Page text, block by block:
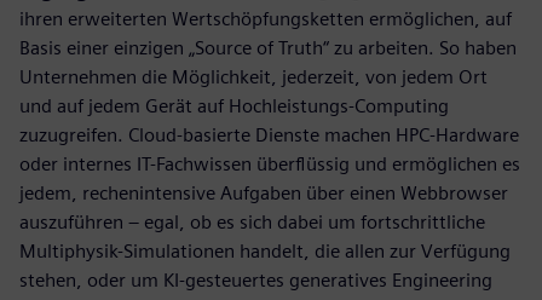
ihren erweiterten Wertschöpfungsketten ermöglichen, auf
Basis einer einzigen „Source of Truth“ zu arbeiten. So haben
Unternehmen die Möglichkeit, jederzeit, von jedem Ort
und auf jedem Gerät auf Hochleistungs-Computing
zuzugreifen. Cloud-basierte Dienste machen HPC-Hardware
oder internes IT-Fachwissen überflüssig und ermöglichen es
jedem, rechenintensive Aufgaben über einen Webbrowser
auszuführen – egal, ob es sich dabei um fortschrittliche
Multiphysik-Simulationen handelt, die allen zur Verfügung
stehen, oder um KI-gesteuertes generatives Engineering